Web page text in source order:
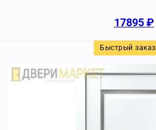
17895₽
Быстрый заказ